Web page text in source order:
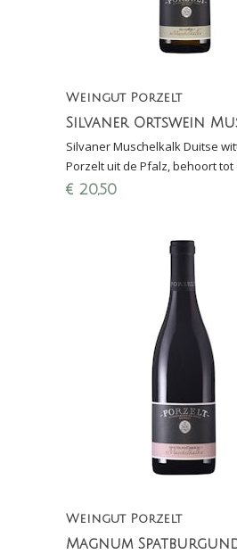
Weingut Porzelt
Silvaner Ortswein
Silvaner Muschelkalk Duitse
Porzelt uit de Pfalz, behoort tot
van Duitsland, 3e plek Perswijn
€ 20,50
Weingut Porzelt